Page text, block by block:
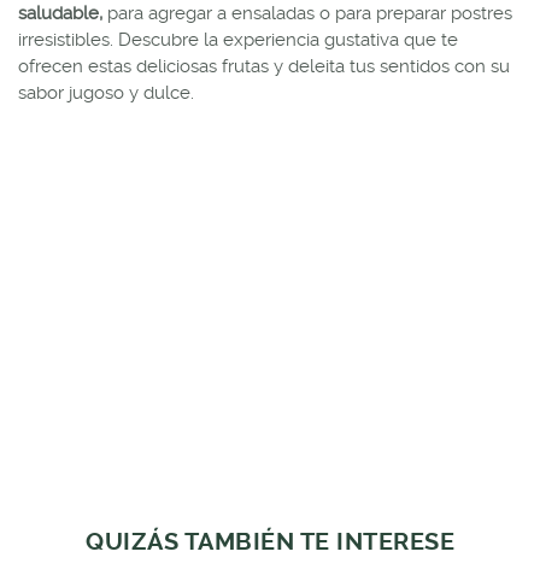
saludable, para agregar a ensaladas o para preparar postres
irresistibles. Descubre la experiencia gustativa que te
ofrecen estas deliciosas frutas y deleita tus sentidos con su
sabor jugoso y dulce.
QUIZÁS TAMBIÉN TE INTERESE